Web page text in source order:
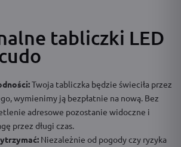
tabliczki LED
Twoja tabliczka będzie świeciła przez
wymienimy ją bezpłatnie na nową. Bez
adresowe pozostanie widoczne i
przez długi czas.
Niezależnie od pogody czy ryzyka